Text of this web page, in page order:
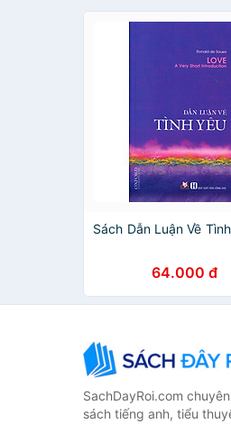
Sách Dẫn Luận Về
64.000 đ
SachDayRoi.com
sách tiếng anh, tiểu